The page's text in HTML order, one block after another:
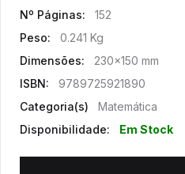
Nº Páginas:
152
Peso:
0.241 Kg
Dimensões:
230x150 mm
ISBN:
9789725921890
Categoria(s)
Matemática
Disponibilidade:
Em Stock